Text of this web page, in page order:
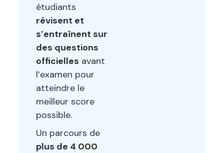
étudiants
révisent et
s’entraînent sur
des questions
officielles avant
l’examen pour
atteindre le
meilleur score
possible.
Un parcours de
plus de 4 000